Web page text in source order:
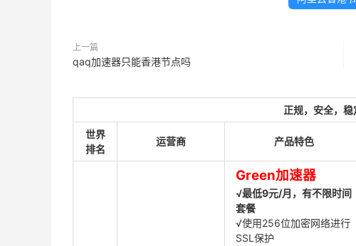
上一篇
qaq加速器只能香港节点吗
正规，安全，稳
世界
排名
运营商 产品特色
Green加速器
√最低9元/月，有不限时间
套餐
√使用256位加密网络进行
SSL保护